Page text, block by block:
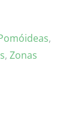
,
, Zonas